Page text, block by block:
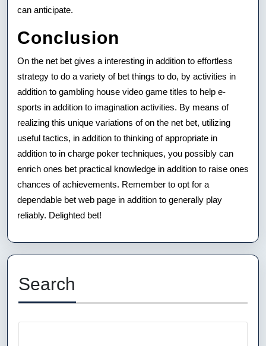
can anticipate.
Conclusion
On the net bet gives a interesting in addition to effortless
strategy to do a variety of bet things to do, by activities in
addition to gambling house video game titles to help e-
sports in addition to imagination activities. By means of
realizing this unique variations of on the net bet, utilizing
useful tactics, in addition to thinking of appropriate in
addition to in charge poker techniques, you possibly can
enrich ones bet practical knowledge in addition to raise ones
chances of achievements. Remember to opt for a
dependable bet web page in addition to generally play
reliably. Delighted bet!
Search